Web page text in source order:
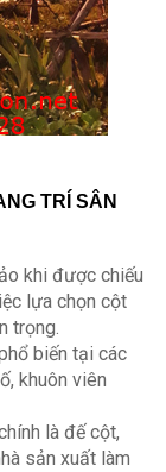
TRÍ SÂN
khi được chiếu
lựa chọn cột
trọng.
biến tại các
khuôn viên
là đế cột,
sản xuất làm